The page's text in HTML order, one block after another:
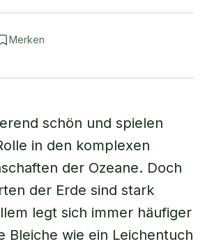
Merken
schön und spielen
in den komplexen
der Ozeane. Doch
der Erde sind stark
legt sich immer häufiger
Bleiche wie ein Leichentuch